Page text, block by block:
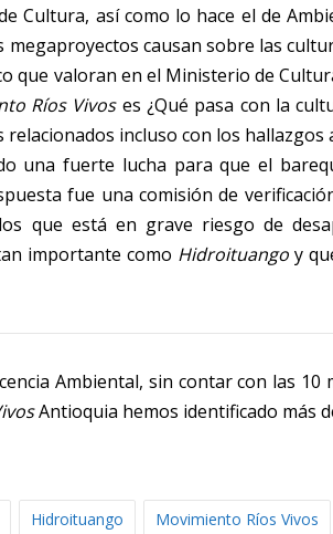
así como lo hace el de
causan sobre las
que valoran en el Ministerio de
Ríos Vivoses ¿Qué pasa con la
incluso con los hallazgos
una fuerte lucha para que el
fue una comisión de
que está en grave riesgo de
importante como Hidroituango y
Ambiental, sin contar con las
Antioquia hemos identificado más
Hidroituango Movimiento Ríos Vivos